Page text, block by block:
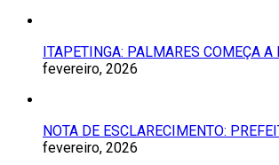
ITAPETINGA: PALMARES COMEÇA A
fevereiro, 2026
NOTA DE ESCLARECIMENTO:
fevereiro, 2026